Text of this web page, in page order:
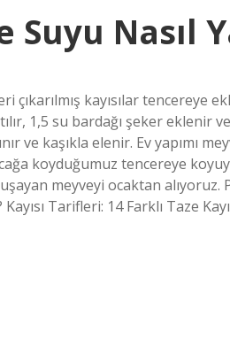
Suyu Nasıl
çıkarılmış kayısılar tencereye
1,5 su bardağı şeker eklenir ve
ve kaşıkla elenir. Ev yapımı
koyduğumuz tencereye
meyveyi ocaktan alıyoruz.
Tarifleri: 14 Farklı Taze